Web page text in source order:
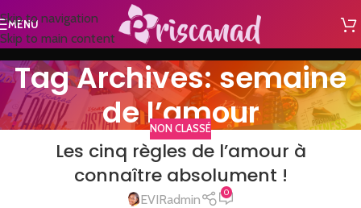
Skip to navigation
Skip to main content
MENU
Tag Archives: semaine
de l’amour
NON CLASSÉ
Les cinq règles de l’amour à
connaître absolument !
EVIRadmin 0